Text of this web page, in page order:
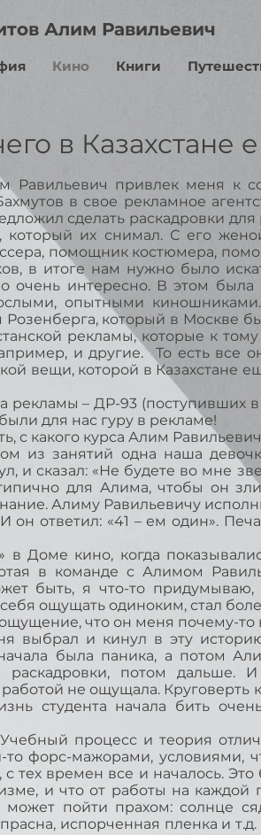
Алим Равильевич
Кино Книги
в Казахстане
привлек меня к
в свое рекламное
сделать раскадровки для
их снимал. С его
помощник костюмера,
в итоге нам нужно было
интересно. В этом была
опытными
который в Москве
рекламы, которые к
и другие. То есть все
вещи, которой в Казахстане
рекламы – ДР-93 (поступивших
для нас гуру в рекламе!
с какого курса Алим
из занятий одна наша
и сказал: «Не будете во мне
для Алима, чтобы он
Алиму Равильевичу
он ответил: «41 – ем один».
Доме кино, когда
в команде с Алимом
быть, я что-то придумываю,
себя ощущать одиноким, стал
что он меня почему-то
выбрал и кинул в эту
была паника, а потом
раскадровки, потом дальше.
не ощущала. Круговерть
студента начала бить
процесс и теория
то форс-мажорами, условиями,
тех времен все и началось.
и что от работы на
пойти прахом: солнце
испорченная пленка и